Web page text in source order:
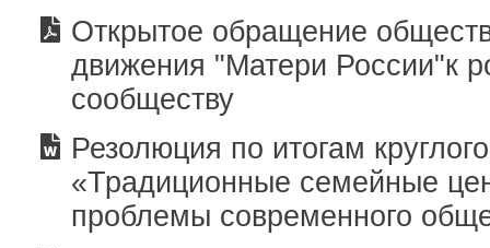
Открытое обращение
движения "Матери России"к
сообществу
Резолюция по итогам
«Традиционные семейные
проблемы современного